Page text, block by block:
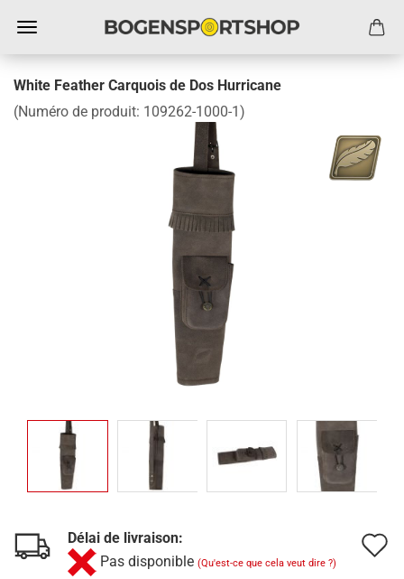
White Feather Carquois de Dos Hurricane
(Numéro de produit: 109262-1000-1)
Délai de livraison:
Pas disponible (Qu'est-ce que cela veut dire ?)